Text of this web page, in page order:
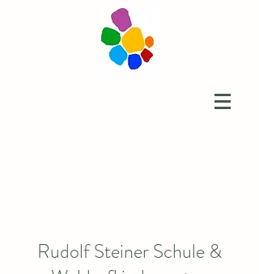
Rudolf Steiner Schule &